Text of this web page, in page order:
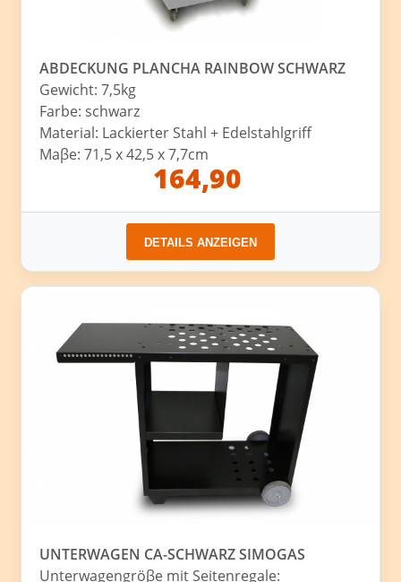
ABDECKUNG PLANCHA RAINBOW SCHWARZ
Gewicht: 7,5kg
Farbe: schwarz
Material: Lackierter Stahl + Edelstahlgriff
Maβe: 71,5 x 42,5 x 7,7cm
164,90
DETAILS ANZEIGEN
UNTERWAGEN CA-SCHWARZ SIMOGAS
Unterwagengröβe mit Seitenregale: